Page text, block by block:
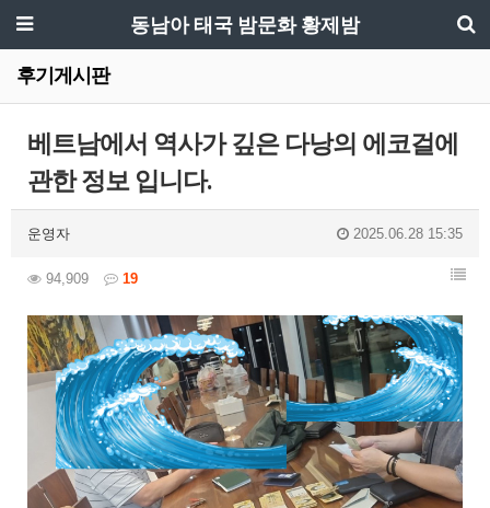
동남아 태국 밤문화 황제밤
후기게시판
베트남에서 역사가 깊은 다낭의 에코걸에
관한 정보 입니다.
운영자 2025.06.28 15:35
94,909 19